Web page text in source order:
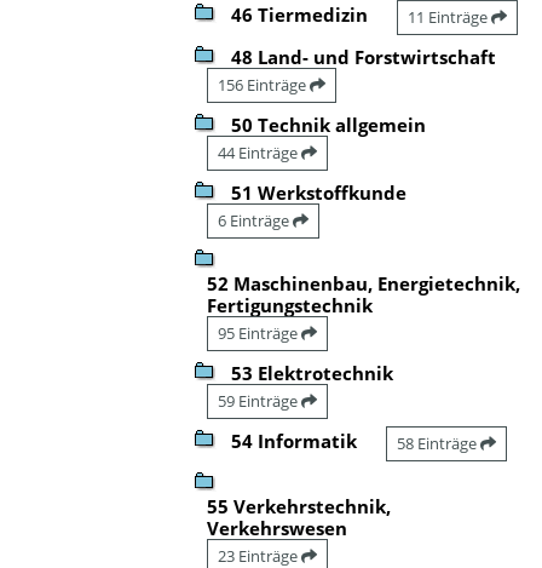
46 Tiermedizin 11 Einträge
48 Land- und Forstwirtschaft
156 Einträge
50 Technik allgemein
44 Einträge
51 Werkstoffkunde
6 Einträge
52 Maschinenbau, Energietechnik,
Fertigungstechnik
95 Einträge
53 Elektrotechnik
59 Einträge
54 Informatik 58 Einträge
55 Verkehrstechnik,
Verkehrswesen
23 Einträge